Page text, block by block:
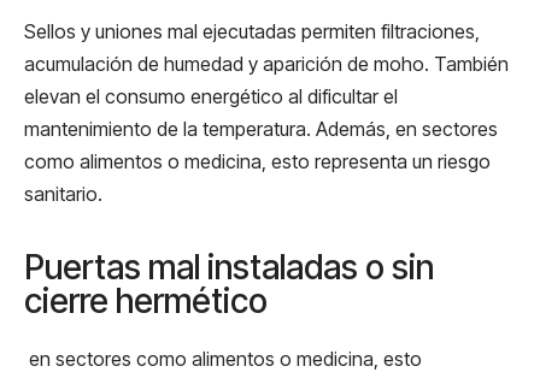
Sellos y uniones mal ejecutadas permiten filtraciones,
acumulación de humedad y aparición de moho. También
elevan el consumo energético al dificultar el
mantenimiento de la temperatura. Además, en sectores
como alimentos o medicina, esto representa un riesgo
sanitario.
Puertas mal instaladas o sin
cierre hermético
en sectores como alimentos o medicina, esto